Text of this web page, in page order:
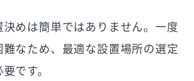
めは簡単ではありません。一度
なため、最適な設置場所の選定
です。